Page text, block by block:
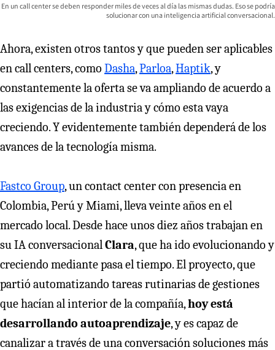
En un call center se deben responder miles de veces al día las mismas dudas. Eso se podría
solucionar con una inteligencia artificial conversacional.
Ahora, existen otros tantos y que pueden ser aplicables
en call centers, como Dasha,Parloa,Haptik, y
constantemente la oferta se va ampliando de acuerdo a
las exigencias de la industria y cómo esta vaya
creciendo. Y evidentemente también dependerá de los
avances de la tecnología misma.
Fastco Group, un contact center con presencia en
Colombia, Perú y Miami, lleva veinte años en el
mercado local. Desde hace unos diez años trabajan en
su IA conversacional Clara, que ha ido evolucionando y
creciendo mediante pasa el tiempo. El proyecto, que
partió automatizando tareas rutinarias de gestiones
que hacían al interior de la compañía,hoy está
desarrollando autoaprendizaje, y es capaz de
canalizar a través de una conversación soluciones más